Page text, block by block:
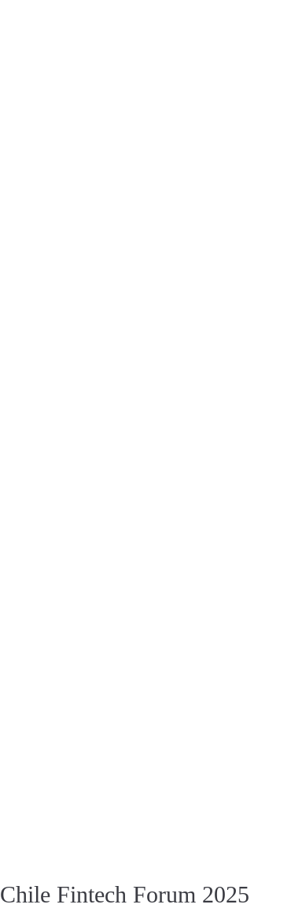
Chile Fintech Forum 2025